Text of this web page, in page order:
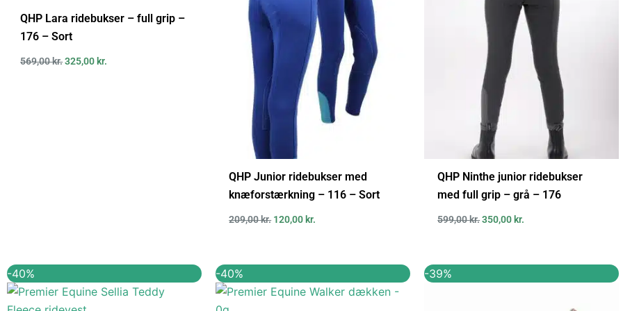
QHP Lara ridebukser – full grip –
176 – Sort
569,00kr.325,00 kr.
QHP Junior ridebukser med
knæforstærkning – 116 – Sort
209,00kr. 120,00 kr.
QHP Ninthe junior ridebukser
med full grip – grå – 176
599,00kr.350,00 kr.
-40%
oprindelige
pris
var:
aktuelle
pris
-40%
oprindelige
pris
aktuelle
pris
-39%
oprindeligeaktuelle